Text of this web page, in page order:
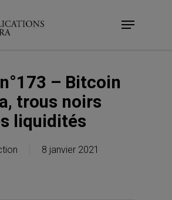
Menu
– Bitcoin
trous noirs
liquidités
8 janvier 2021